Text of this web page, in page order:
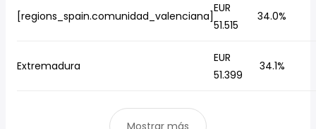
[regions_spain.comunidad_valenciana]
EUR
51.515
34.0%
Extremadura
EUR
51.399
34.1%
Mostrar más